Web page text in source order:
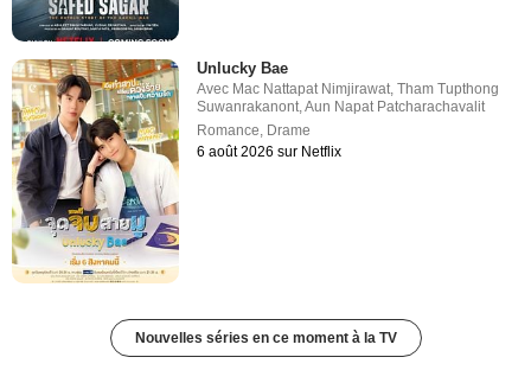
Unlucky Bae
Avec Mac Nattapat Nimjirawat,Tham Tupthong
Suwanrakanont,Aun Napat Patcharachavalit
Romance, Drame
6 août 2026 sur Netflix
Nouvelles séries en ce moment à la TV